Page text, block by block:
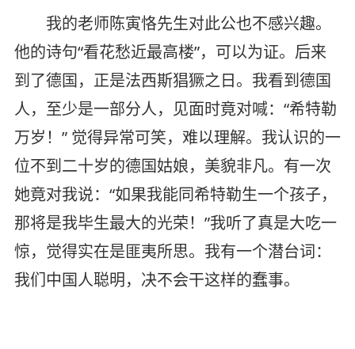
我的老师陈寅恪先生对此公也不感兴趣。
他的诗句“看花愁近最高楼”，可以为证。后来
到了德国，正是法西斯猖獗之日。我看到德国
人，至少是一部分人，见面时竟对喊：“希特勒
万岁！” 觉得异常可笑，难以理解。我认识的一
位不到二十岁的德国姑娘，美貌非凡。有一次
她竟对我说：“如果我能同希特勒生一个孩子，
那将是我毕生最大的光荣！”我听了真是大吃一
惊，觉得实在是匪夷所思。我有一个潜台词：
我们中国人聪明，决不会干这样的蠢事。